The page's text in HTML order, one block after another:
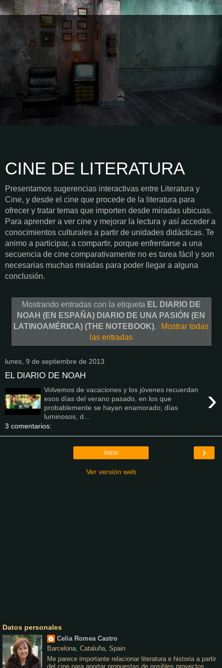
CINE DE LITERATURA
Presentamos sugerencias interactivas entre Literatura y
Cine, y desde el cine que procede de la literatura para
ofrecer y tratar temas que importen desde miradas ubicuas.
Para aprender a ver cine y mejorar la lectura y así acceder a
conocimientos culturales a partir de unidades didácticas. Te
animo a participar, a compartir, porque enfrentarse a una
secuencia de cine comparativamente no es tarea fácil y son
necesarias muchas miradas para poder llegar a alguna
conclusión.
Mostrando entradas con la etiqueta EL DIARIO DE
NOAH (EN ESPAÑA) DIARIO DE UNA PASIÓN (EN
LATINOAMÉRICA) (THE NOTEBOOK).
Mostrar todas
las entradas
lunes, 9 de septiembre de 2013
EL DIARIO DE NOAH
›
Volvemos de vacaciones y los jóvenes recuerdan
esos días del verano pasado, en los que
probablemente se hayan enamorado; días
luminosos, d...
3 comentarios:
›
Inicio
Ver versión web
Datos personales
Celia Romea Castro
Barcelona, Cataluña, Spain
Me parece importante relacionar literatura e historia a partir
del cine para aportar propuestas de posibles proyectos